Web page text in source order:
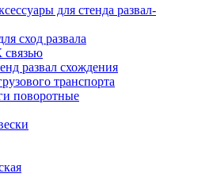
для стенда развал-
сход развала
развал схождения
транспорта
поворотные